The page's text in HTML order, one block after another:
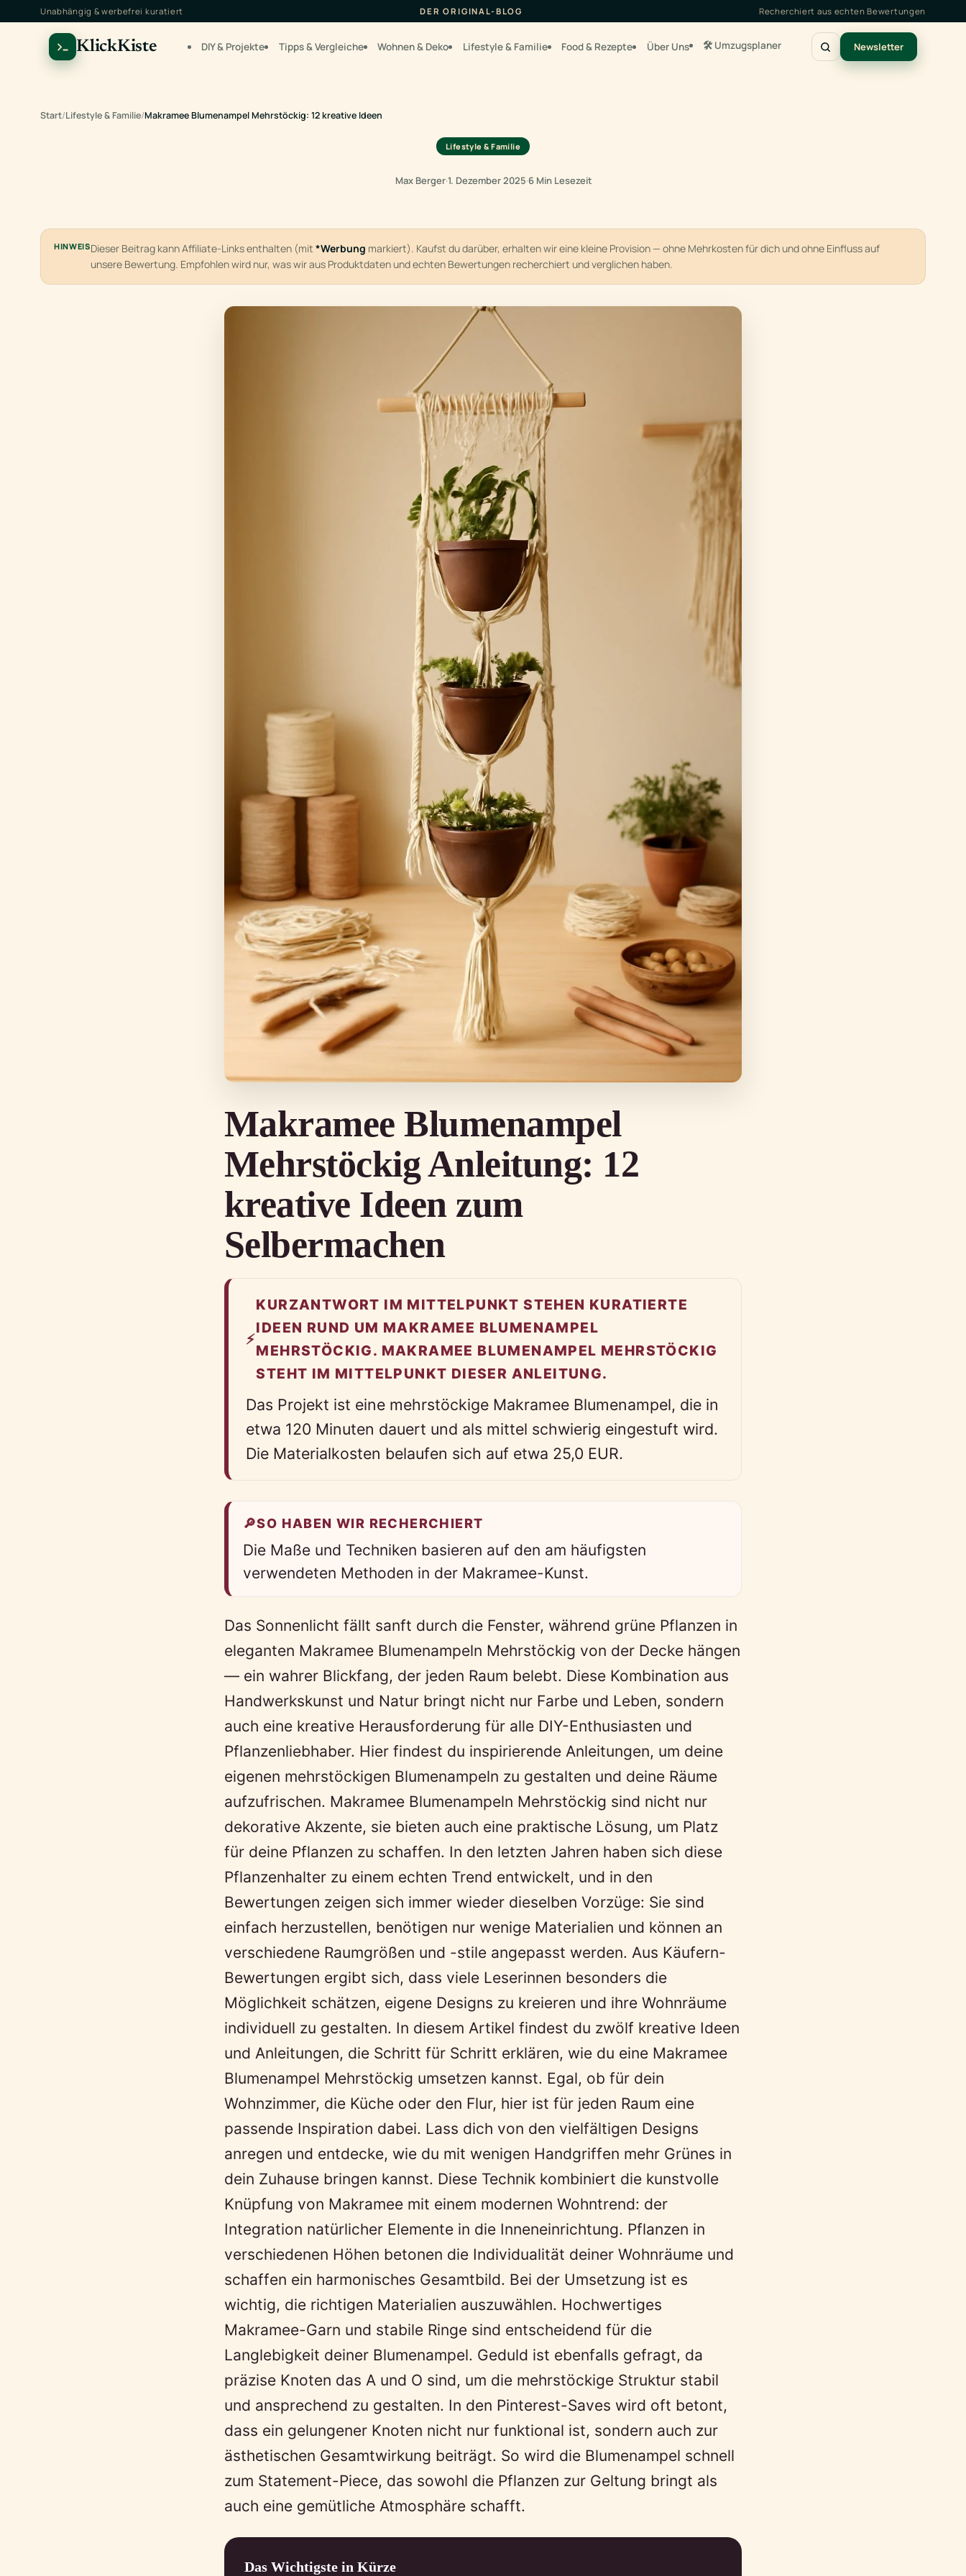
Unabhängig & werbefrei kuratiert DER ORIGINAL-BLOG Recherchiert aus echten Bewertungen
KlickKiste DIY & Projekte Tipps & Vergleiche Wohnen & Deko Lifestyle & Familie Food & Rezepte Über Uns 🛠️ Umzugsplaner Newsletter
Start/Lifestyle & Familie/Makramee Blumenampel Mehrstöckig: 12 kreative Ideen
Lifestyle & Familie
Max Berger·1. Dezember 2025·6 Min Lesezeit
HINWEISDieser Beitrag kann Affiliate-Links enthalten (mit *Werbung markiert). Kaufst du darüber, erhalten wir eine kleine Provision — ohne Mehrkosten für dich und ohne Einfluss auf
unsere Bewertung. Empfohlen wird nur, was wir aus Produktdaten und echten Bewertungen recherchiert und verglichen haben.
Makramee Blumenampel
Mehrstöckig Anleitung: 12
kreative Ideen zum
Selbermachen
⚡
KURZANTWORT IM MITTELPUNKT STEHEN KURATIERTE
IDEEN RUND UM MAKRAMEE BLUMENAMPEL
MEHRSTÖCKIG. MAKRAMEE BLUMENAMPEL MEHRSTÖCKIG
STEHT IM MITTELPUNKT DIESER ANLEITUNG.
Das Projekt ist eine mehrstöckige Makramee Blumenampel, die in
etwa 120 Minuten dauert und als mittel schwierig eingestuft wird.
Die Materialkosten belaufen sich auf etwa 25,0 EUR.
🔎SO HABEN WIR RECHERCHIERT
Die Maße und Techniken basieren auf den am häufigsten
verwendeten Methoden in der Makramee-Kunst.
Das Sonnenlicht fällt sanft durch die Fenster, während grüne Pflanzen in
eleganten Makramee Blumenampeln Mehrstöckig von der Decke hängen
— ein wahrer Blickfang, der jeden Raum belebt. Diese Kombination aus
Handwerkskunst und Natur bringt nicht nur Farbe und Leben, sondern
auch eine kreative Herausforderung für alle DIY-Enthusiasten und
Pflanzenliebhaber. Hier findest du inspirierende Anleitungen, um deine
eigenen mehrstöckigen Blumenampeln zu gestalten und deine Räume
aufzufrischen. Makramee Blumenampeln Mehrstöckig sind nicht nur
dekorative Akzente, sie bieten auch eine praktische Lösung, um Platz
für deine Pflanzen zu schaffen. In den letzten Jahren haben sich diese
Pflanzenhalter zu einem echten Trend entwickelt, und in den
Bewertungen zeigen sich immer wieder dieselben Vorzüge: Sie sind
einfach herzustellen, benötigen nur wenige Materialien und können an
verschiedene Raumgrößen und -stile angepasst werden. Aus Käufern-
Bewertungen ergibt sich, dass viele Leserinnen besonders die
Möglichkeit schätzen, eigene Designs zu kreieren und ihre Wohnräume
individuell zu gestalten. In diesem Artikel findest du zwölf kreative Ideen
und Anleitungen, die Schritt für Schritt erklären, wie du eine Makramee
Blumenampel Mehrstöckig umsetzen kannst. Egal, ob für dein
Wohnzimmer, die Küche oder den Flur, hier ist für jeden Raum eine
passende Inspiration dabei. Lass dich von den vielfältigen Designs
anregen und entdecke, wie du mit wenigen Handgriffen mehr Grünes in
dein Zuhause bringen kannst. Diese Technik kombiniert die kunstvolle
Knüpfung von Makramee mit einem modernen Wohntrend: der
Integration natürlicher Elemente in die Inneneinrichtung. Pflanzen in
verschiedenen Höhen betonen die Individualität deiner Wohnräume und
schaffen ein harmonisches Gesamtbild. Bei der Umsetzung ist es
wichtig, die richtigen Materialien auszuwählen. Hochwertiges
Makramee-Garn und stabile Ringe sind entscheidend für die
Langlebigkeit deiner Blumenampel. Geduld ist ebenfalls gefragt, da
präzise Knoten das A und O sind, um die mehrstöckige Struktur stabil
und ansprechend zu gestalten. In den Pinterest-Saves wird oft betont,
dass ein gelungener Knoten nicht nur funktional ist, sondern auch zur
ästhetischen Gesamtwirkung beiträgt. So wird die Blumenampel schnell
zum Statement-Piece, das sowohl die Pflanzen zur Geltung bringt als
auch eine gemütliche Atmosphäre schafft.
Das Wichtigste in Kürze